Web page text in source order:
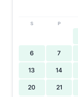
S P
6 7
13 14
20 21